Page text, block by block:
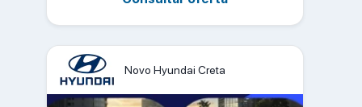
Novo Hyundai Creta